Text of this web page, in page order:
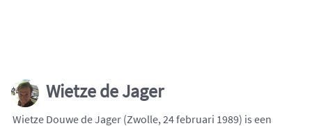
Wietze de Jager
Wietze Douwe de Jager (Zwolle, 24 februari 1989) is een